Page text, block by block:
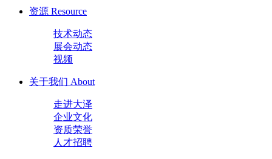
资源 Resource
技术动态
展会动态
视频
关于我们 About
走进大泽
企业文化
资质荣誉
人才招聘